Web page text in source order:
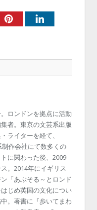
PinterestLinkedIn
ロンドンを拠点に活動
者。東京の文芸系出版
ライターを経て、
作会社にて数多くの
に関わった後、2009
。2014年にイギリス
「あぶそる～とロンド
じめ英国の文化につい
。著書に『歩いてまわ